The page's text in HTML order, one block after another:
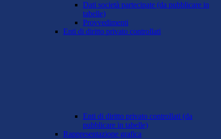
Dati società partecipate (da pubblicare in
tabelle)
Provvedimenti
Enti di diritto privato controllati
Enti di diritto privato controllati (da
pubblicare in tabelle)
Rappresentazione grafica